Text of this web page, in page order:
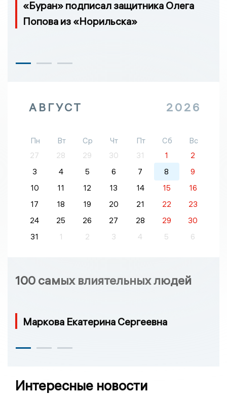
«Буран» подписал защитника Олега
Попова из «Норильска»
АВГУСТ 2026
Пн Вт Ср Чт Пт Сб
Вс
27
28 29 30 31 1
2
3
4 5 6 7 8
9
10
11 12 13 14 15
16
17
18 19 20 21 22
23
24
25 26 27 28 29
30
31
1 2 3 4 5 6
100 самых влиятельных людей
Маркова Екатерина Сергеевна
Интересные новости